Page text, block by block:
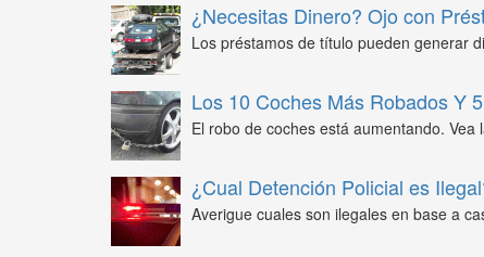
¿Necesitas Dinero? Ojo con
Los préstamos de título pueden generar
Los 10 Coches Más Robados Y
El robo de coches está aumentando.
¿Cual Detención Policial es
Averigue cuales son ilegales en base a